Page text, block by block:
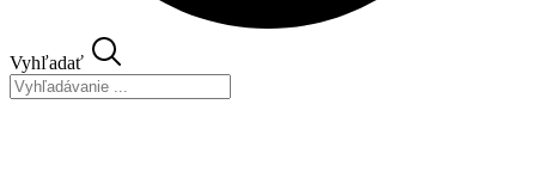
Vyhľadať